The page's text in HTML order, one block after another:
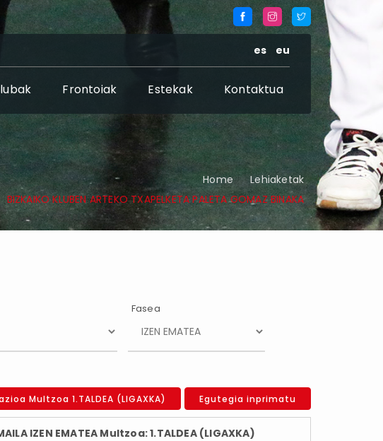
es eu
Frontoiak Estekak Kontaktua
Home
Lehiaketak
BIZKAIKO KLUBEN ARTEKO TXAPELKETA PALETA GOMAZ BINAKA
Fasea
Egutegia inprimatu
Multzoa 1.TALDEA (LIGAXKA)
IZEN EMATEA Multzoa: 1.TALDEA (LIGAXKA)